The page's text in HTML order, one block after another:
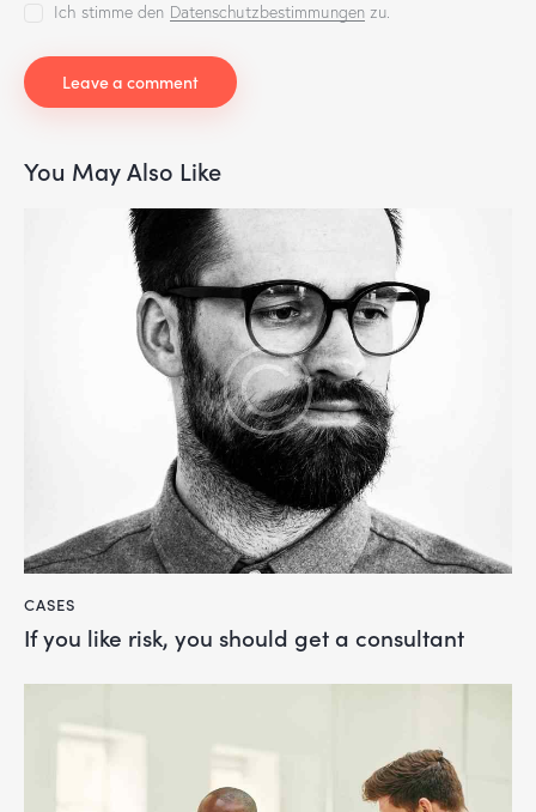
Ich stimme den Datenschutzbestimmungen zu.
You May Also Like
CASES
If you like risk, you should get a consultant